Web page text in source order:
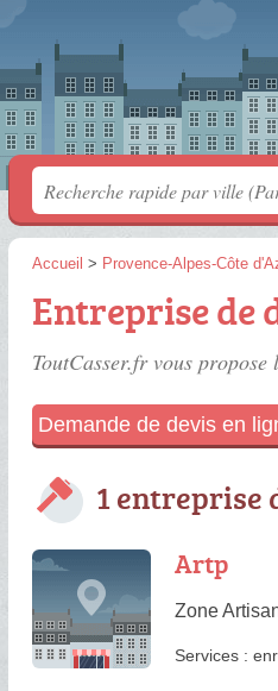
Accueil > Provence-Alpes-Côte
Entreprise de
ToutCasser.fr vous propose
Demande de devis en
1 entreprise
Artp
Zone
Services :